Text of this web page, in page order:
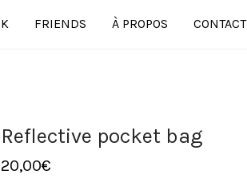
FRIENDS À PROPOS CONTACT
Reflective pocket bag
20,00€